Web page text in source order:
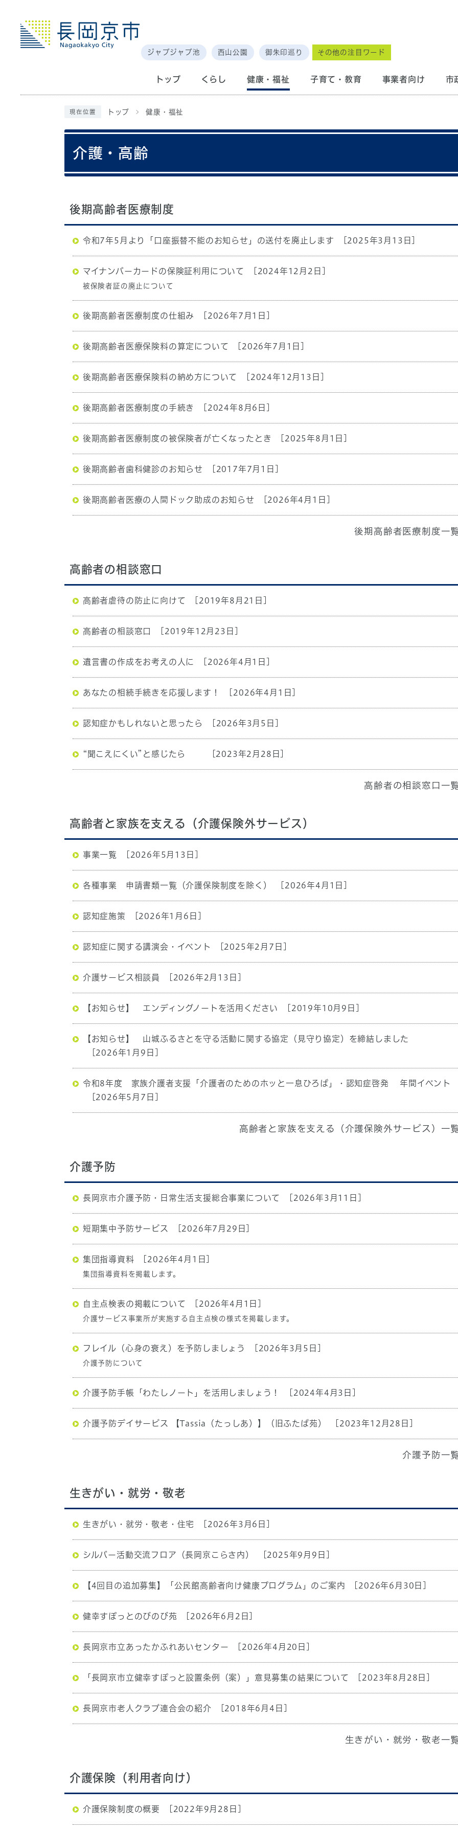
ジャブジャブ池 西山公園 御朱印巡り その他の注目ワード
トップ くらし 健康・福祉 子育て・教育 事業者向け 市
現在位置 トップ 健康・福祉
介護・高齢
後期高齢者医療制度
令和7年5月より「口座振替不能のお知らせ」の送付を廃止します [2025年3月13日]
マイナンバーカードの保険証利用について [2024年12月2日]
被保険者証の廃止について
後期高齢者医療制度の仕組み [2026年7月1日]
後期高齢者医療保険料の算定について [2026年7月1日]
後期高齢者医療保険料の納め方について [2024年12月13日]
後期高齢者医療制度の手続き [2024年8月6日]
後期高齢者医療制度の被保険者が亡くなったとき [2025年8月1日]
後期高齢者歯科健診のお知らせ [2017年7月1日]
後期高齢者医療の人間ドック助成のお知らせ [2026年4月1日]
後期高齢者医療制度一
高齢者の相談窓口
高齢者虐待の防止に向けて [2019年8月21日]
高齢者の相談窓口 [2019年12月23日]
遺言書の作成をお考えの人に [2026年4月1日]
あなたの相続手続きを応援します！ [2026年4月1日]
認知症かもしれないと思ったら [2026年3月5日]
“聞こえにくい”と感じたら [2023年2月28日]
高齢者の相談窓口一
高齢者と家族を支える（介護保険外サービス）
事業一覧 [2026年5月13日]
各種事業 申請書類一覧（介護保険制度を除く） [2026年4月1日]
認知症施策 [2026年1月6日]
認知症に関する講演会・イベント [2025年2月7日]
介護サービス相談員 [2026年2月13日]
【お知らせ】 エンディングノートを活用ください [2019年10月9日]
【お知らせ】 山城ふるさとを守る活動に関する協定（見守り協定）を締結しました
[2026年1月9日]
令和8年度 家族介護者支援「介護者のためのホッと一息ひろば」・認知症啓発 年間イベント
[2026年5月7日]
高齢者と家族を支える（介護保険外サービス）一
介護予防
長岡京市介護予防・日常生活支援総合事業について [2026年3月11日]
短期集中予防サービス [2026年7月29日]
集団指導資料 [2026年4月1日]
集団指導資料を掲載します。
自主点検表の掲載について [2026年4月1日]
介護サービス事業所が実施する自主点検の様式を掲載します。
フレイル（心身の衰え）を予防しましょう [2026年3月5日]
介護予防について
介護予防手帳「わたしノート」を活用しましょう！ [2024年4月3日]
介護予防デイサービス 【Tassia（たっしあ）】（旧ふたば苑） [2023年12月28日]
介護予防一
生きがい・就労・敬老
生きがい・就労・敬老・住宅 [2026年3月6日]
シルバー活動交流フロア（長岡京こらさ内） [2025年9月9日]
【4回目の追加募集】「公民館高齢者向け健康プログラム」のご案内 [2026年6月30日]
健幸すぽっとのびのび苑 [2026年6月2日]
長岡京市立あったかふれあいセンター [2026年4月20日]
「長岡京市立健幸すぽっと設置条例（案）」意見募集の結果について [2023年8月28日]
長岡京市老人クラブ連合会の紹介 [2018年6月4日]
生きがい・就労・敬老一
介護保険（利用者向け）
介護保険制度の概要 [2022年9月28日]